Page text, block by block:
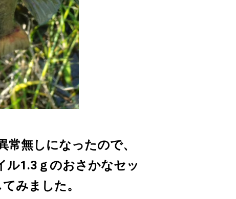
無しになったので、
ル1.3ｇのおさかなセッ
みました。